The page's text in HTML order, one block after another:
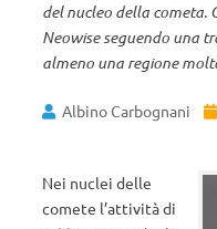
del nucleo della cometa.
Neowise seguendo una
almeno una regione
Albino Carbognani
Nei nuclei delle
comete l’attività di